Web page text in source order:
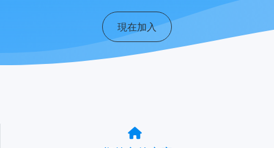
現在加入